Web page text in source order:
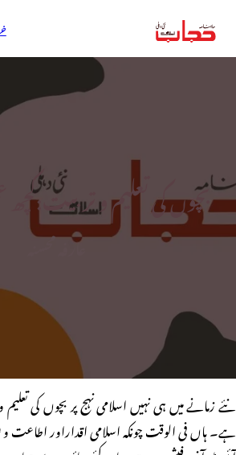
بچوں کی تعلیم و
عارفہ محسنہ
نئے زمانے میں ہی نہیں اسلامی نہج پر بچوں کی
ہے۔ ہاں فی الوقت چونکہ اسلامی اقداراور اطاعت